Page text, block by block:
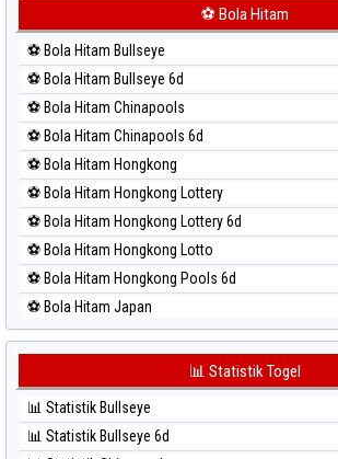
⚽ Bola Merah Kuda Lari
⚽ Bola Merah Magnum Cambodia
⚽ Bola Merah Nagoya
⚽ Bola Merah North Carolina Day
⚽ Bola Merah Pcso
⚽ Bola Merah Sao Paulo
⚽ Bola Merah Singapore
⚽ Bola Merah Sydney
⚽ Bola Merah Sydney Lottery
⚽ Bola Merah Sydney Lottery 6d
⚽ Bola Merah Sydney Lotto
⚽ Bola Merah Taiwan
⚽ Bola Hitam
⚽ Bola Hitam Bullseye
⚽ Bola Hitam Bullseye 6d
⚽ Bola Hitam Chinapools
⚽ Bola Hitam Chinapools 6d
⚽ Bola Hitam Hongkong
⚽ Bola Hitam Hongkong Lottery
⚽ Bola Hitam Hongkong Lottery 6d
⚽ Bola Hitam Hongkong Lotto
⚽ Bola Hitam Hongkong Pools 6d
⚽ Bola Hitam Japan
⚽ Bola Hitam Japan 6d
⚽ Bola Hitam Kuda Lari
⚽ Bola Hitam Magnum Cambodia
⚽ Bola Hitam Nagoya
📊 Statistik Togel
📊 Statistik Bullseye
📊 Statistik Bullseye 6d